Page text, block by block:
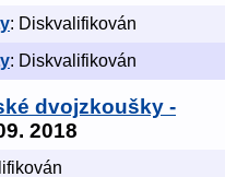
: Diskvalifikován
: Diskvalifikován
dvojzkoušky -
2018